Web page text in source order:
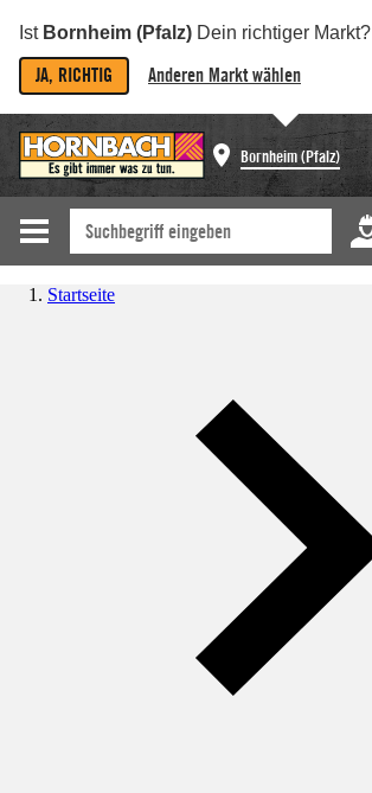
Ist Bornheim (Pfalz) Dein richtiger Markt?
JA, RICHTIG Anderen Markt wählen
Bornheim (Pfalz)
Startseite